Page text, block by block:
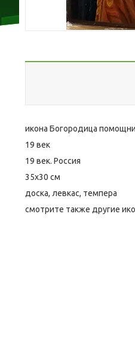
икона Богородица
19 век
19 век. Россия
35х30 см
доска, левкас, темпера
смотрите также другие